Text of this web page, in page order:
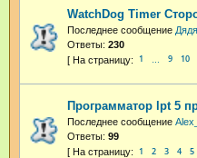
WatchDog Timer
Последнее сообщение
Ответы: 230
1 9 10
Программатор lpt 5
Последнее сообщение
Ответы: 99
1 2 3 4 5